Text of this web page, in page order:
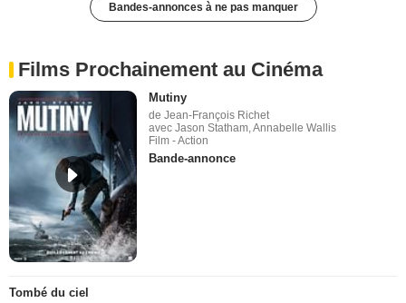
Bandes-annonces à ne pas manquer
Films Prochainement au Cinéma
Mutiny
de Jean-François Richet
avec Jason Statham, Annabelle Wallis
Film - Action
Bande-annonce
Tombé du ciel